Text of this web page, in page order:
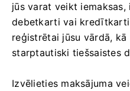
jūs varat veikt
debetkarti vai
reģistrētai jūsu vārdā,
starptautiski tiešsaistes
Izvēlieties maksājuma